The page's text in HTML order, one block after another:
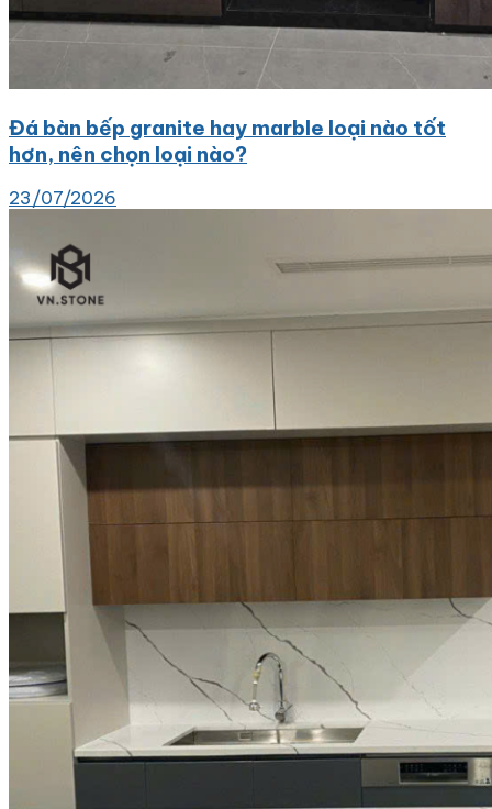
Đá bàn bếp granite hay marble loại nào tốt
hơn, nên chọn loại nào?
23/07/2026